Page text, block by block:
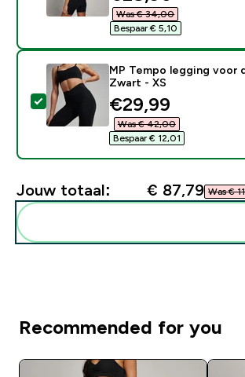
Was € 34,00‎
Bespaar € 5,10‎
Selecteer dit product - MP
MP Tempo legging voor
Zwart - XS
discounted price
€29,99‎
Was € 42,00‎
Bespaar € 12,01‎
Jouw totaal: € 87,79‎ Was €
Recommended for you